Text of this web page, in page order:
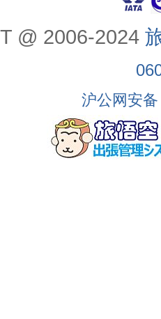
@ 2006-2024
沪公网安